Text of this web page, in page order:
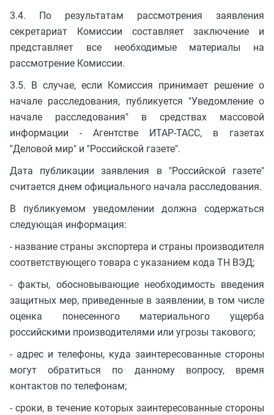
3.4. По результатам рассмотрения заявления
секретариат Комиссии составляет заключение и
представляет все необходимые материалы на
рассмотрение Комиссии.
3.5. В случае, если Комиссия принимает решение о
начале расследования, публикуется "Уведомление о
начале расследования" в средствах массовой
информации - Агентстве ИТАР-ТАСС, в газетах
"Деловой мир" и "Российской газете".
Дата публикации заявления в "Российской газете"
считается днем официального начала расследования.
В публикуемом уведомлении должна содержаться
следующая информация:
- название страны экспортера и страны производителя
соответствующего товара с указанием кода ТН ВЭД;
- факты, обосновывающие необходимость введения
защитных мер, приведенные в заявлении, в том числе
оценка понесенного материального ущерба
российскими производителями или угрозы такового;
- адрес и телефоны, куда заинтересованные стороны
могут обратиться по данному вопросу, время
контактов по телефонам;
- сроки, в течение которых заинтересованные стороны